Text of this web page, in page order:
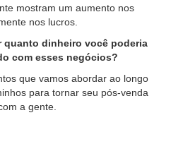
mostram um aumento nos
nos lucros.
quanto dinheiro você poderia
com esses negócios?
que vamos abordar ao longo
para tornar seu pós-venda
a gente.